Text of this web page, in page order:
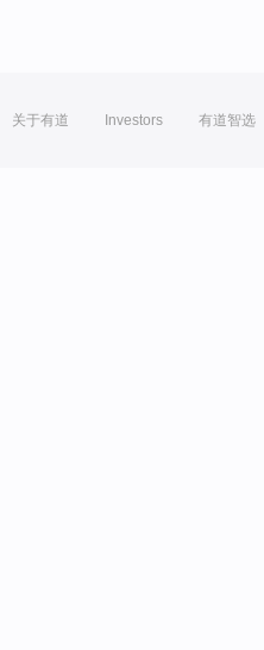
关于有道 Investors 有道智选